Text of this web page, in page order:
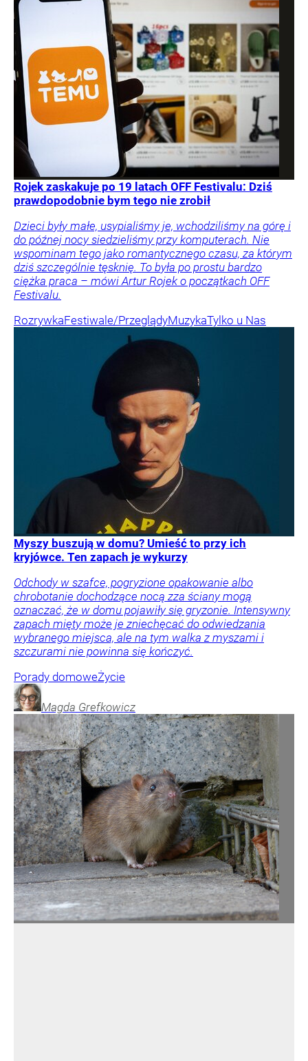
Rojek zaskakuje po 19 latach OFF Festivalu: Dziś
prawdopodobnie bym tego nie zrobił
Dzieci były małe, usypialiśmy je, wchodziliśmy na górę i
do późnej nocy siedzieliśmy przy komputerach. Nie
wspominam tego jako romantycznego czasu, za którym
dziś szczególnie tęsknię. To była po prostu bardzo
ciężka praca – mówi Artur Rojek o początkach OFF
Festivalu.
RozrywkaFestiwale/PrzeglądyMuzykaTylko u Nas
Myszy buszują w domu? Umieść to przy ich
kryjówce. Ten zapach je wykurzy
Odchody w szafce, pogryzione opakowanie albo
chrobotanie dochodzące nocą zza ściany mogą
oznaczać, że w domu pojawiły się gryzonie. Intensywny
zapach mięty może je zniechęcać do odwiedzania
wybranego miejsca, ale na tym walka z myszami i
szczurami nie powinna się kończyć.
Porady domoweŻycie
Magda Grefkowicz